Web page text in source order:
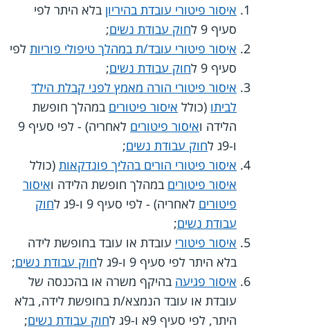
איסור פיטורי עובדת בהיריון בלא היתר לפי
סעיף 9 ל
חוק עבודת נשים;
איסור פיטורי עובד/ת במהלך טיפולי פוריות לפי
סעיף 9 ל
חוק עבודת נשים;
איסור פיטורי הורה מאמץ לפני קבלת הילד
לביתו (כולל איסור פיטורים במהלך חופשת
הלידה ואיסור פיטורים
לאחריה) - לפי סעיף 9
ו-9ג ל
חוק עבודת נשים;
איסור פיטורי הורים בהליך פונדקאות (כולל
איסור פיטורים במהלך חופשת הלידה ואיסור
פיטורים לאחריה) - לפי סעיף 9 ו-9ג ל
חוק
עבודת נשים;
איסור פיטורי עובדת או עובד בחופשת לידה
בלא היתר לפי סעיף 9 ו-9ג ל
חוק עבודת נשים;
איסור פגיעה בהיקף משרה או בהכנסה של
עובדת או עובד הנמצא/ת בחופשת לידה, בלא
היתר, לפי סעיף 9א ו-9ג ל
חוק עבודת נשים;